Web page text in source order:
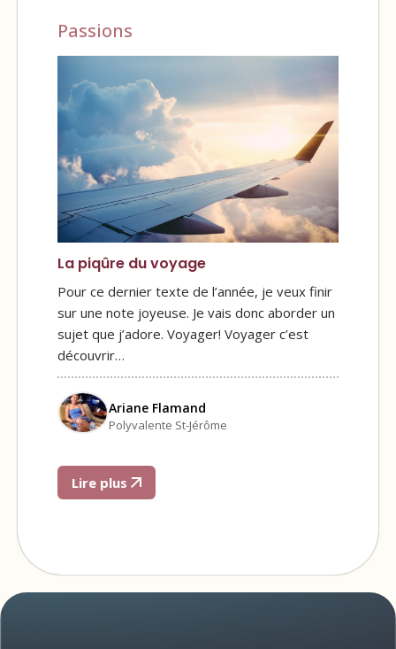
Passions
La piqûre du voyage
Pour ce dernier texte de l’année, je veux finir
sur une note joyeuse. Je vais donc aborder un
sujet que j’adore. Voyager! Voyager c’est
découvrir…
Ariane Flamand
Polyvalente St-Jérôme
Lire plus